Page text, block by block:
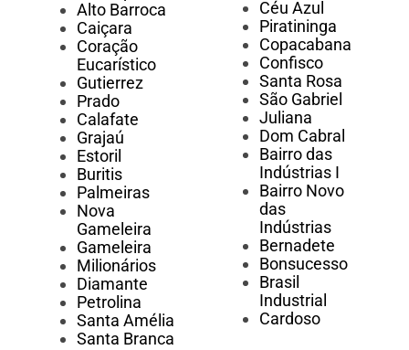
Alto Barroca
Caiçara
Coração
Eucarístico
Gutierrez
Prado
Calafate
Grajaú
Estoril
Buritis
Palmeiras
Nova
Gameleira
Gameleira
Milionários
Diamante
Petrolina
Santa Amélia
Santa Branca
Céu Azul
Piratininga
Copacabana
Confisco
Santa Rosa
São Gabriel
Juliana
Dom Cabral
Bairro das
Indústrias I
Bairro Novo
das
Indústrias
Bernadete
Bonsucesso
Brasil
Industrial
Cardoso